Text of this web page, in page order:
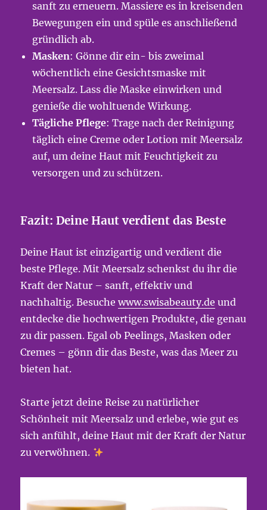
sanft zu erneuern. Massiere es in kreisenden
Bewegungen ein und spüle es anschließend
gründlich ab.
Masken: Gönne dir ein- bis zweimal
wöchentlich eine Gesichtsmaske mit
Meersalz. Lass die Maske einwirken und
genieße die wohltuende Wirkung.
Tägliche Pflege: Trage nach der Reinigung
täglich eine Creme oder Lotion mit Meersalz
auf, um deine Haut mit Feuchtigkeit zu
versorgen und zu schützen.
Fazit: Deine Haut verdient das Beste
Deine Haut ist einzigartig und verdient die
beste Pflege. Mit Meersalz schenkst du ihr die
Kraft der Natur – sanft, effektiv und
nachhaltig. Besuchewww.swisabeauty.de und
entdecke die hochwertigen Produkte, die genau
zu dir passen. Egal ob Peelings, Masken oder
Cremes – gönn dir das Beste, was das Meer zu
bieten hat.
Starte jetzt deine Reise zu natürlicher
Schönheit mit Meersalz und erlebe, wie gut es
sich anfühlt, deine Haut mit der Kraft der Natur
zu verwöhnen.